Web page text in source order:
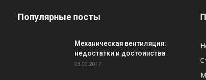
Популярные посты
Механическая вентиляция:
недостатки и достоинства
03.09.2017